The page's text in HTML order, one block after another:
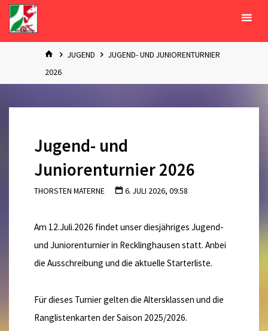
Zum
Inhalt
springen
STARTJUGEND
JUGEND- UND JUNIORENTURNIER
2026
Jugend- und
Juniorenturnier 2026
THORSTEN MATERNE 6. JULI 2026, 09:58
Am 12.Juli.2026 findet unser diesjähriges Jugend-
und Juniorenturnier in Recklinghausen statt. Anbei
die Ausschreibung und die aktuelle Starterliste.
Für dieses Turnier gelten die Altersklassen und die
Ranglistenkarten der Saison 2025/2026.